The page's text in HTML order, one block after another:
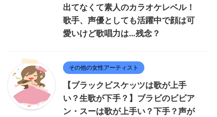
出てなくて素人のカラオケレベル！
歌手、声優としても活躍中で顔は可
愛いけど歌唱力は…残念？
その他の女性アーティスト
【ブラックビスケッツは歌が上手
い？生歌が下手？】ブラビのビビア
ン・スーは歌が上手い？下手？声が